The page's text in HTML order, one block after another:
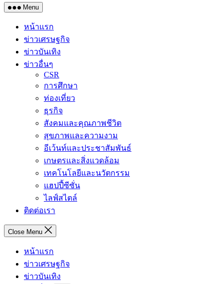
Menu
หน้าแรก
ข่าวเศรษฐกิจ
ข่าวบันเทิง
ข่าวอื่นๆ
CSR
การศึกษา
ท่องเที่ยว
ธุรกิจ
สังคมและคุณภาพชีวิต
สุขภาพและความงาม
อีเว้นท์และประชาสัมพันธ์
เกษตรและสิ่งแวดล้อม
เทคโนโลยีและนวัตกรรม
แฮปปี้ซีซั่น
ไลฟ์สไตล์
ติดต่อเรา
Close Menu
หน้าแรก
ข่าวเศรษฐกิจ
ข่าวบันเทิง